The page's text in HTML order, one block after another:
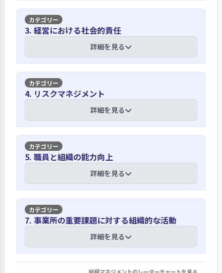
島には幼稚園が無く唯一の保育園であ
る園は、子育てを支える唯一の機関と
なっている。園の理念を「子ども一人
ひとりを大切にし、子ども自身が自ら
伸びようとする力を育み、保護者・地
域に愛される保育園を目指す」として
おり、その具現化のために、職員会議
等で常に話し合っている。園の正職員
は役場の職員でもあり、その自覚と気
概をもって保育に当っている。一方、保
護者へは、入園時の説明や保護者懇談
会を通して、園の理念を伝えている。
園長は村役場と情報を密にして業務にあ
たり、自らの役割と責任を果たしている
園長は、毎年、各職員へ役割担当を明
示して個々のやるべき仕事を確認して
いる。また、全職員の役割と職務を明
示した役割表が職員室に掲示され、職
員間で共有化されている。園長は、園
の統括責任者としての役割に加え、村
【講評】
各方面から園にとっての情報収集を行
い、園活動の参考にしている
運動会・生活発表会・親子遠足などの
行事などの際には保護者へのアンケー
トを実施し、記録に残して次年度に活
かしている。園運営に関する職員の意
向は、職員会議や業績評価の個別面談
で聞いている。業界全体の動向は、毎
月の村役場の担当課長との打ち合わせ
で把握している。一方、島の保健師や
シルバー人材の協力のもとで「子育て
広場」を開催し、園庭の開放を行って
いる。特別養護老人ホームへは、３歳
以上の園児が訪問して地域との交流を
深めている。さらに、小学校との交流
を行い、園児のスムーズな就学に繋げ
ている。
3. 経営における社会的責任
詳細を見る
【講評】
保育に携わる者の自覚を促すために、
法・規範・倫理の遵守を折に触れ喚起し
ている
守秘義務及び公務員としての守るべき
ことを年度当初だけでなく、状況に応
じて全職員へ伝えている。保育に従事
する職員として、法・規範・倫理の遵
守は基本中の基本である。園事業の透
明牲については、今回３回目の第三者
評価受審であるが、その結果は、都の
ホームページ（福ナビ）で公表され、
職員会議でも職員へ報告を行い、改善
すべき事項は積極的に取り入れる意向
4. リスクマネジメント
詳細を見る
【講評】
子どもの安全確保には、園はもとより、
島ぐるみで取り組んでいる
災害の島ともいわれ、災害の防止・対
応には島ぐるみで注意を払っている。
行政による全島放送網やＩＰ告知端末
が設置されており、警察の連携も密に
行われている。保護者への緊急・重要
情報発信をして、昨年９月には保護
5. 職員と組織の能力向上
詳細を見る
【講評】
職員の採用・配置・人事評価は、村役場
によって行われている
7. 事業所の重要課題に対する組織的な活動
詳細を見る